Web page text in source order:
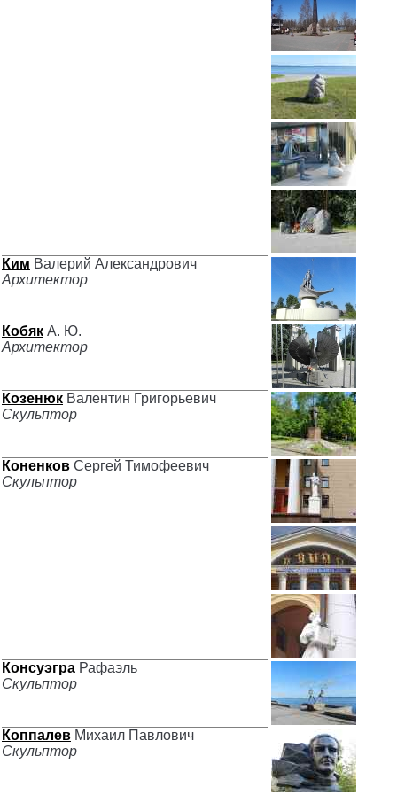
Ким Валерий Александрович
Архитектор
Кобяк А. Ю.
Архитектор
Козенюк Валентин Григорьевич
Скульптор
Коненков Сергей Тимофеевич
Скульптор
Консуэгра Рафаэль
Скульптор
Коппалев Михаил Павлович
Скульптор